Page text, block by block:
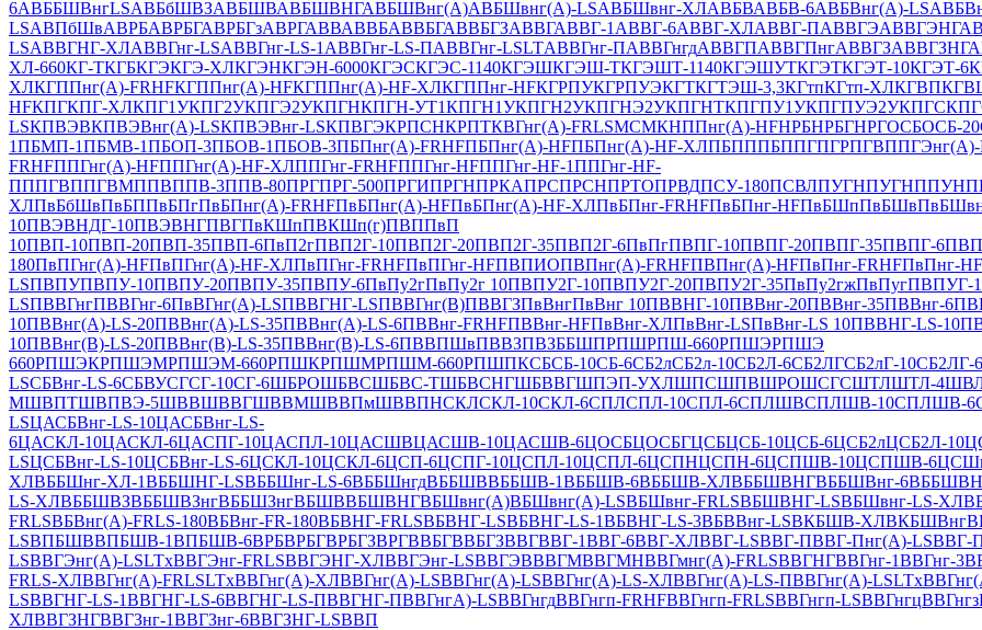
6АВББШВнгLSАВБбШВЗАВБШВАВБШВНГАВБШВнг(А)АВБШвнг(A)-LSАВБШвнг-ХЛАВБВАВБВ-6АВБВнг(A)-LS
LSАВПбШвАВРБАВРБГАВРБГзАВРГАВВАВВБАВВБГАВВБГЗАВВГАВВГ-1 АВВГ-6АВВГ-ХЛАВВГ-ПАВВГЭАВВГЭНГ
LSАВВГНГ-ХЛАВВГнг-LSАВВГнг-LS-1 АВВГнг-LS-ПАВВГнг-LSLTАВВГнг-ПАВВГнгдАВВГПАВВГПнгАВВГЗАВВГЗНГ
ХЛ-660КГ-ТКГБКГЭКГЭ-ХЛКГЭНКГЭН-6000КГЭСКГЭС-1140КГЭШКГЭШ-ТКГЭШТ-1140КГЭШУТКГЭТКГЭТ-10КГЭТ-6
ХЛКГППнг(А)-FRHFКГППнг(А)-HFКГППнг(А)-HF-ХЛКГППнг-HFКГРПУКГРПУЭКГТКГТЭШ-3,3КГтпКГтп-ХЛКГВП
HFКПГКПГ-ХЛКПГ1УКПГ2УКПГЭ2УКПГНКПГН-УТ1КПГН1УКПГН2УКПГНЭ2УКПГНТКПГПУ1УКПГПУЭ2УКПГС
LSКПВЭВКПВЭВнг(А)-LSКПВЭВнг-LSКПВГЭКРПСНКРПТКВГнг(А)-FRLSМСМКНППнг(A)-HFНРБНРБГНРГОСБОСБ-20
1ПБМП-1ПБМВ-1ПБОП-3ПБОВ-1ПБОВ-3ПБПнг(А)-FRHFПБПнг(А)-HFПБПнг(А)-HF-ХЛПБПППБППГПГРПГВППГЭнг(A)-
FRHFППГнг(А)-HFППГнг(А)-HF-ХЛППГнг-FRHFППГнг-HFППГнг-HF-1ППГнг-HF-
ПППГВППГВМППВППВ-3ППВ-80ПРГПРГ-500ПРГИПРГНПРКАПРСПРСНПРТОПРВДПСУ-180ПСВЛПУГНПУГНППУНП
ХЛПвБбШвПвБППвБПгПвБПнг(А)-FRHFПвБПнг(А)-HFПвБПнг(А)-HF-ХЛПвБПнг-FRHFПвБПнг-HFПвБШпПвБШв
10ПВЭВНДГ-10ПВЭВНГПВГПвКШпПВКШп(г)ПВППвП
10ПВП-10ПВП-20ПВП-35ПВП-6ПвП2гПВП2Г-10ПВП2Г-20ПВП2Г-35ПВП2Г-6ПвПгПВПГ-10ПВПГ-20ПВПГ-35ПВПГ-6
180ПвПГнг(А)-HFПвПГнг(А)-HF-ХЛПвПГнг-FRHFПвПГнг-HFПВПИОПВПнг(A)-FRHFПВПнг(А)-HFПвПнг-FRHFПвПнг-HF
LSПВПУПВПУ-10ПВПУ-20ПВПУ-35ПВПУ-6ПвПу2гПвПу2г 10ПВПУ2Г-10ПВПУ2Г-20ПВПУ2Г-35ПвПу2гжПвПугПВПУГ-
LSПВВГнгПВВГнг-6ПвВГнг(А)-LSПВВГНГ-LSПВВГнг(В)ПВВГЗПвВнгПвВнг 10ПВВНГ-10ПВВнг-20ПВВнг-35ПВВнг-6
10ПВВнг(А)-LS-20ПВВнг(А)-LS-35ПВВнг(А)-LS-6ПВВнг-FRHFПВВнг-HFПвВнг-ХЛПвВнг-LSПвВнг-LS 10ПВВНГ-LS-10
10ПВВнг(В)-LS-20ПВВнг(В)-LS-35ПВВнг(В)-LS-6ПВВПШвПВВЗПВЗББШПРПШРПШ-660РПШЭРПШЭ
660РПШЭКРПШЭМРПШЭМ-660РПШКРПШМРПШМ-660РПШПКСБСБ-10СБ-6СБ2лСБ2л-10СБ2Л-6СБ2ЛГСБ2лГ-10СБ2ЛГ-6
LSСБВнг-LS-6СБВУСГСГ-10СГ-6ШБРОШБВСШБВС-ТШБВСНГШБВВГШПЭП-УХЛШПСШПВШРОШСГСШТЛШТЛ-4
МШВПТШВПВЭ-5ШВВШВВГШВВМШВВПмШВВПНСКЛСКЛ-10СКЛ-6СПЛСПЛ-10СПЛ-6СПЛШВСПЛШВ-10СПЛШВ-6
LSЦАСБВнг-LS-10ЦАСБВнг-LS-
6ЦАСКЛ-10ЦАСКЛ-6ЦАСПГ-10ЦАСПЛ-10ЦАСШВЦАСШВ-10ЦАСШВ-6ЦОСБЦОСБГЦСБЦСБ-10ЦСБ-6ЦСБ2лЦСБ2Л-10
LSЦСБВнг-LS-10ЦСБВнг-LS-6ЦСКЛ-10ЦСКЛ-6ЦСП-6ЦСПГ-10ЦСПЛ-10ЦСПЛ-6ЦСПНЦСПН-6ЦСПШВ-10ЦСПШВ-6
ХЛВББШнг-ХЛ-1ВББШНГ-LSВББШнг-LS-6ВББШнгдВББШВВББШВ-1ВББШВ-6ВББШВ-ХЛВББШВНГВББШВнг-6
LS-ХЛВББШВЗВББШВЗнгВББШЗнгВБШВВБШВНГВБШвнг(А)ВБШвнг(A)-LSВБШвнг-FRLSВБШВНГ-LSВБШвнг-LS-ХЛ
FRLSВБВнг(А)-FRLS-180ВБВнг-FR-180ВБВНГ-FRLSВБВНГ-LSВБВНГ-LS-1ВБВНГ-LS-3ВБВВнг-LSВКБШВ-ХЛВКБШВнг
LSВПБШВВПБШВ-1ВПБШВ-6ВРБВРБГВРБГЗВРГВВБГВВБГЗВВГВВГ-1ВВГ-6ВВГ-ХЛВВГ-LSВВГ-ПВВГ-Пнг(A)-LSВВГ-
LSВВГЭнг(А)-LSLTxВВГЭнг-FRLSВВГЭНГ-ХЛВВГЭнг-LSВВГЭВВВГМВВГМНВВГмнг(A)-FRLSВВГНГВВГнг-1ВВГнг-3
FRLS-ХЛВВГнг(А)-FRLSLTxВВГнг(А)-ХЛВВГнг(A)-LSВВГнг(А)-LSВВГнг(А)-LS-ХЛВВГнг(А)-LS-ПВВГнг(А)-LSLTx
LSВВГНГ-LS-1ВВГНГ-LS-6ВВГНГ-LS-ПВВГНГ-ПВВГнгА)-LSВВГнгдВВГнгп-FRHFВВГнгп-FRLSВВГнгп-LSВВГнгцВВГнгз
ХЛВВГЗНГВВГЗнг-1ВВГЗнг-6ВВГЗНГ-LSВВП